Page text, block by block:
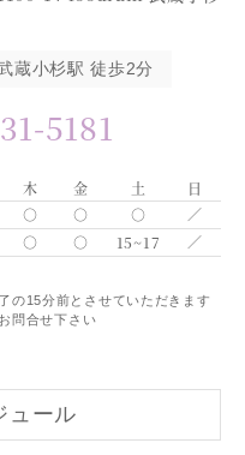
蔵小杉駅 徒歩2分
5181
木 金 土
日
○ ○ ○
／
○ ○ 15~17
／
の15分前とさせていただきます
問合せ下さい
ュール